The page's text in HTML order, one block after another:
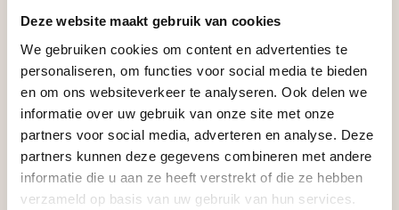
Deze website maakt gebruik van cookies
We gebruiken cookies om content en advertenties te
personaliseren, om functies voor social media te bieden
en om ons websiteverkeer te analyseren. Ook delen we
informatie over uw gebruik van onze site met onze
partners voor social media, adverteren en analyse. Deze
partners kunnen deze gegevens combineren met andere
informatie die u aan ze heeft verstrekt of die ze hebben
verzameld op basis van uw gebruik van hun services.
Vrijblijvend advies?
Geen probleem, wij hebben alles voor uw
Aangepaste openingstijden tijdens de
vakantieperiode
Waardenburg en Vego Dordrecht hanteren tijdens
de vakantieperiode aangepaste openingstijden op
zaterdag. Bekijk de vestigingspagina voor de
actuele openingstijden.